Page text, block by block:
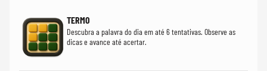
TERMO
Descubra a palavra do dia em até 6 tentativas. Observe as
dicas e avance até acertar.